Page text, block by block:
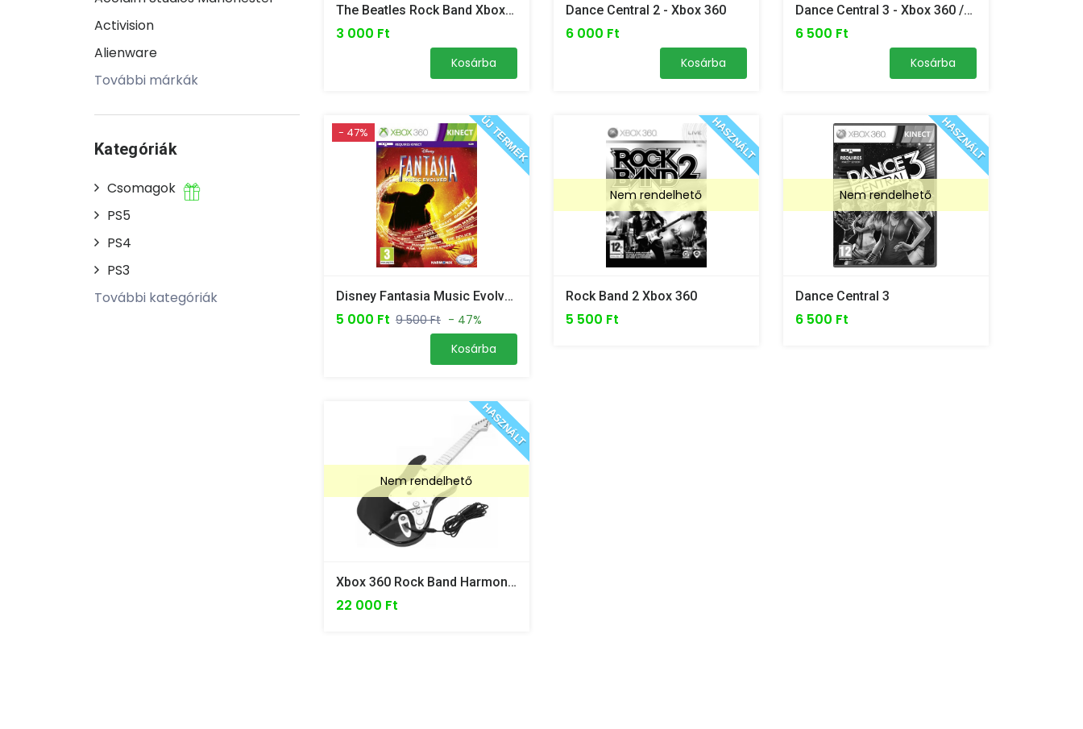
The Beatles Rock Band Xbox 360
3 000 Ft
Kosárba
Dance Central 2 - Xbox 360
6 000 Ft
Kosárba
Dance Central 3 - Xbox 360 /borító Nélkül/
6 500 Ft
Kosárba
- 47% ÚJ TERMÉK
Disney Fantasia Music Evolved - Xbox 360 /ÚJ/
5 000 Ft 9 500 Ft - 47%
Kosárba
Nem rendelhető
HASZNÁLT
Rock Band 2 Xbox 360
5 500 Ft
Nem rendelhető
HASZNÁLT
Dance Central 3
6 500 Ft
Nem rendelhető
HASZNÁLT
Xbox 360 Rock Band Harmonix Fender Stratocaster Guitar Hero Wired /Vezetékes/
22 000 Ft
Activision
Alienware
További márkák
Kategóriák
Csomagok
PS5
PS4
PS3
További kategóriák